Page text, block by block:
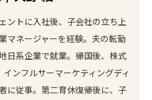
ントに入社後、子会社の立ち上
マネージャーを経験。夫の転勤
日系企業で就業。帰国後、株式
ンフルサーマーケティングディ
に従事。第二育休復帰後に、子